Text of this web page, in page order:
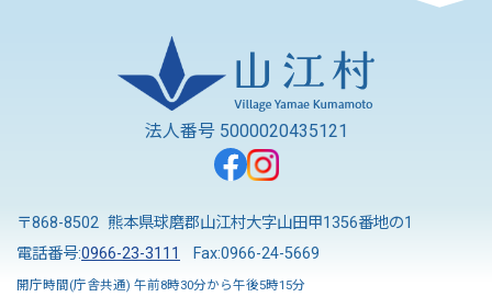
法人番号 5000020435121
〒868-8502 熊本県球磨郡山江村大字山田甲1356番地の1
電話番号:0966-23-3111 Fax:0966-24-5669
開庁時間(庁舎共通) 午前8時30分から午後5時15分